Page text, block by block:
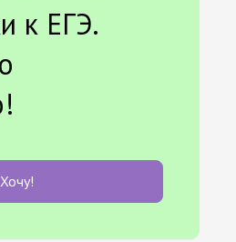
к ЕГЭ.
Хочу!